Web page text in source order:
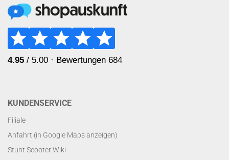
KUNDENSERVICE
Filiale
Anfahrt (in Google Maps anzeigen)
Stunt Scooter Wiki